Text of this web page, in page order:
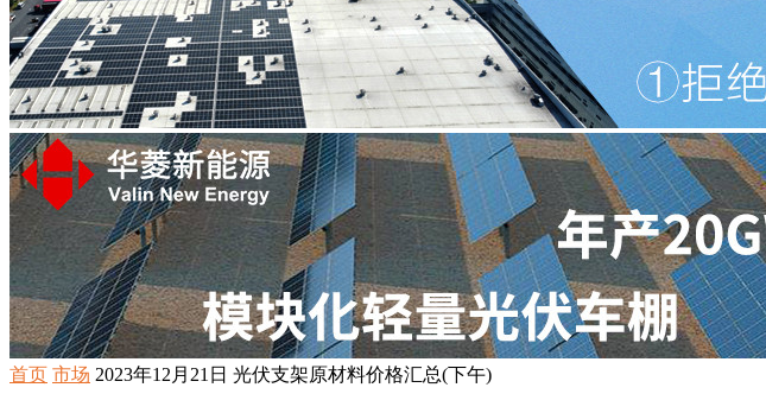
首页 市场 2023年12月21日 光伏支架原材料价格汇总(下午)